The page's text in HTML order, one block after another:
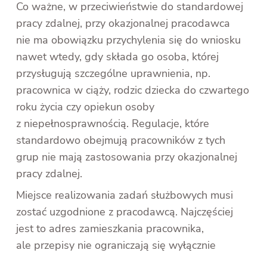
Co ważne, w przeciwieństwie do standardowej
pracy zdalnej, przy okazjonalnej pracodawca
nie ma obowiązku przychylenia się do wniosku
nawet wtedy, gdy składa go osoba, której
przysługują szczególne uprawnienia, np.
pracownica w ciąży, rodzic dziecka do czwartego
roku życia czy opiekun osoby
z niepełnosprawnością. Regulacje, które
standardowo obejmują pracowników z tych
grup nie mają zastosowania przy okazjonalnej
pracy zdalnej.
Miejsce realizowania zadań służbowych musi
zostać uzgodnione z pracodawcą. Najczęściej
jest to adres zamieszkania pracownika,
ale przepisy nie ograniczają się wyłącznie